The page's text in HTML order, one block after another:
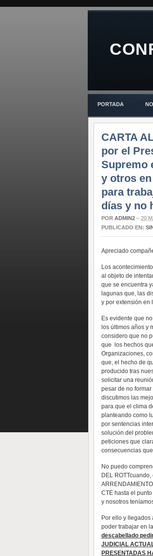
PORTADA
CARTA
por el
Supremo
y otros
para
días y no
POR ADMIN2 – 20
PUBLICADO EN:
Apreciado
Los
al objeto de
que se encuentra
lagunas que, las
y por extensión en
Es evidente que
los últimos años y
considero que no
que los hechos
Organizaciones,
que, el hecho de
producido tras
solicitar una
pesar de no
discutimos las
para que el clima
planteando como
por sentencias
solución del
peticiones que
consecuencias
No puedo
DEL
CTE hasta el
y nosotros
Por ello y
poder trabajar en
descabellado
JUDICIAL
PRESENTADAS